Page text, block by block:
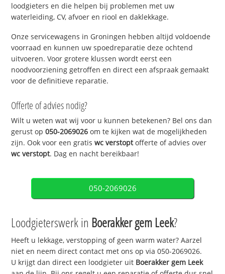
loodgieters en die helpen bij problemen met uw
waterleiding, CV, afvoer en riool en daklekkage.
Onze servicewagens in Groningen hebben altijd voldoende
voorraad en kunnen uw spoedreparatie deze ochtend
uitvoeren. Voor grotere klussen wordt eerst een
noodvoorziening getroffen en direct een afspraak gemaakt
voor de definitieve reparatie.
Offerte of advies nodig?
Wilt u weten wat wij voor u kunnen betekenen? Bel ons dan
gerust op050-2069026 om te kijken wat de mogelijkheden
zijn. Ook voor een gratiswc verstoptofferte of advies over
wc verstopt. Dag en nacht bereikbaar!
050-2069026
Loodgieterswerk in Boerakker gem Leek?
Heeft u lekkage, verstopping of geen warm water? Aarzel
niet en neem direct contact met ons op via 050-2069026.
U krijgt dan direct een loodgieter uit Boerakker gem Leek